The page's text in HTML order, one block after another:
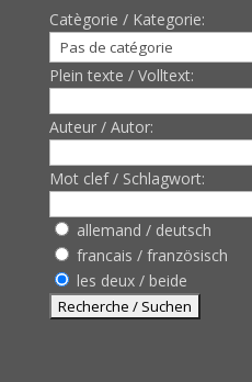
Catègorie / Kategorie:
Plein texte / Volltext:
Auteur / Autor:
Mot clef / Schlagwort:
allemand / deutsch
francais / französisch
les deux / beide